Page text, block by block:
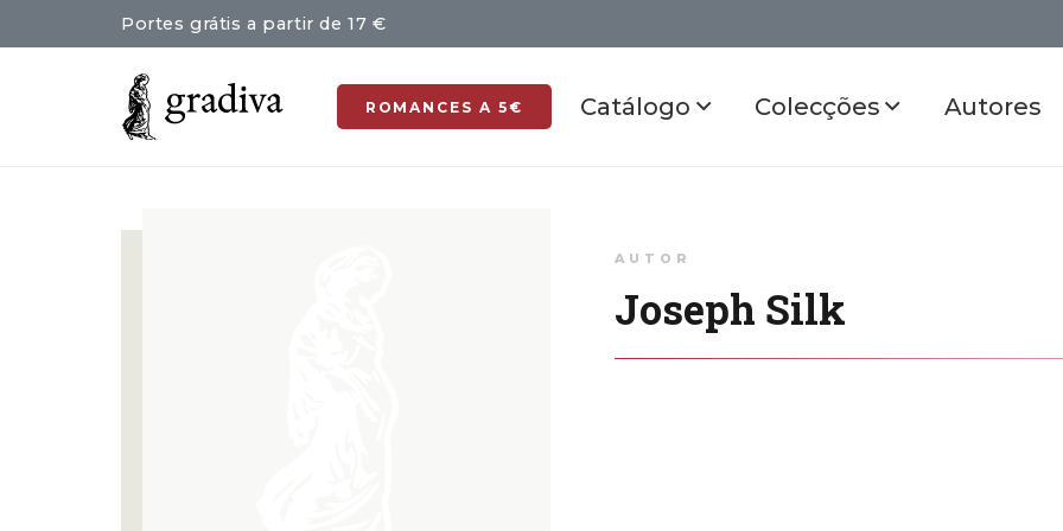
Portes grátis a partir de 17 €
ROMANCES A 5€ Catálogo Colecções Autores
AUTOR
Joseph Silk